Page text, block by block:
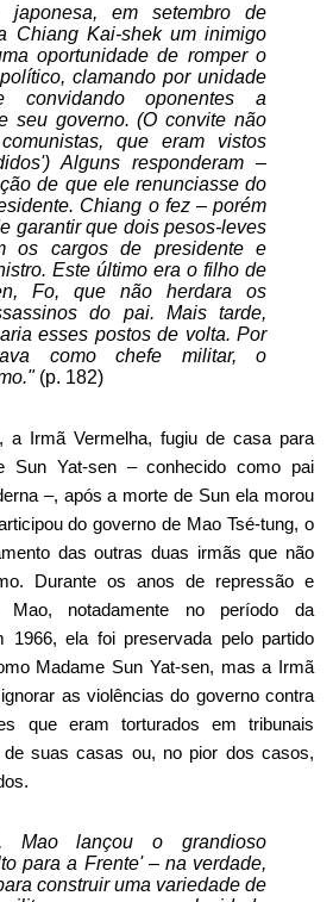
japonesa, em setembro de
Chiang Kai-shek um inimigo
oportunidade de romper o
clamando por unidade
convidando oponentes a
seu governo. (O convite não
que eram vistos
Alguns responderam –
de que ele renunciasse do
Chiang o fez – porém
garantir que dois pesos-leves
os cargos de presidente e
Este último era o filho de
Fo, que não herdara os
do pai. Mais tarde,
esses postos de volta. Por
como chefe militar, o
(p. 182)
a Irmã Vermelha, fugiu de casa para
Sun Yat-sen – conhecido como pai
–, após a morte de Sun ela morou
do governo de Mao Tsé-tung, o
das outras duas irmãs que não
Durante os anos de repressão e
Mao, notadamente no período da
1966, ela foi preservada pelo partido
Madame Sun Yat-sen, mas a Irmã
as violências do governo contra
que eram torturados em tribunais
de suas casas ou, no pior dos casos,
Mao lançou o grandioso
para a Frente' – na verdade,
construir uma variedade de